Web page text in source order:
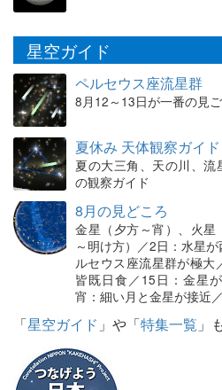
星空ガイド
ペルセウス座流星群
8月12～13日が一番の見
夏休み 天体観察ガイド
夏の大三角、天の川、
の観察ガイド
8月の見どころ
金星（夕方～宵）、火
～明け方）／2日：水星
ルセウス座流星群が極
皆既日食／15日：金星
宵：細い月と金星が接近
「星空ガイド 」や「特集一覧 」